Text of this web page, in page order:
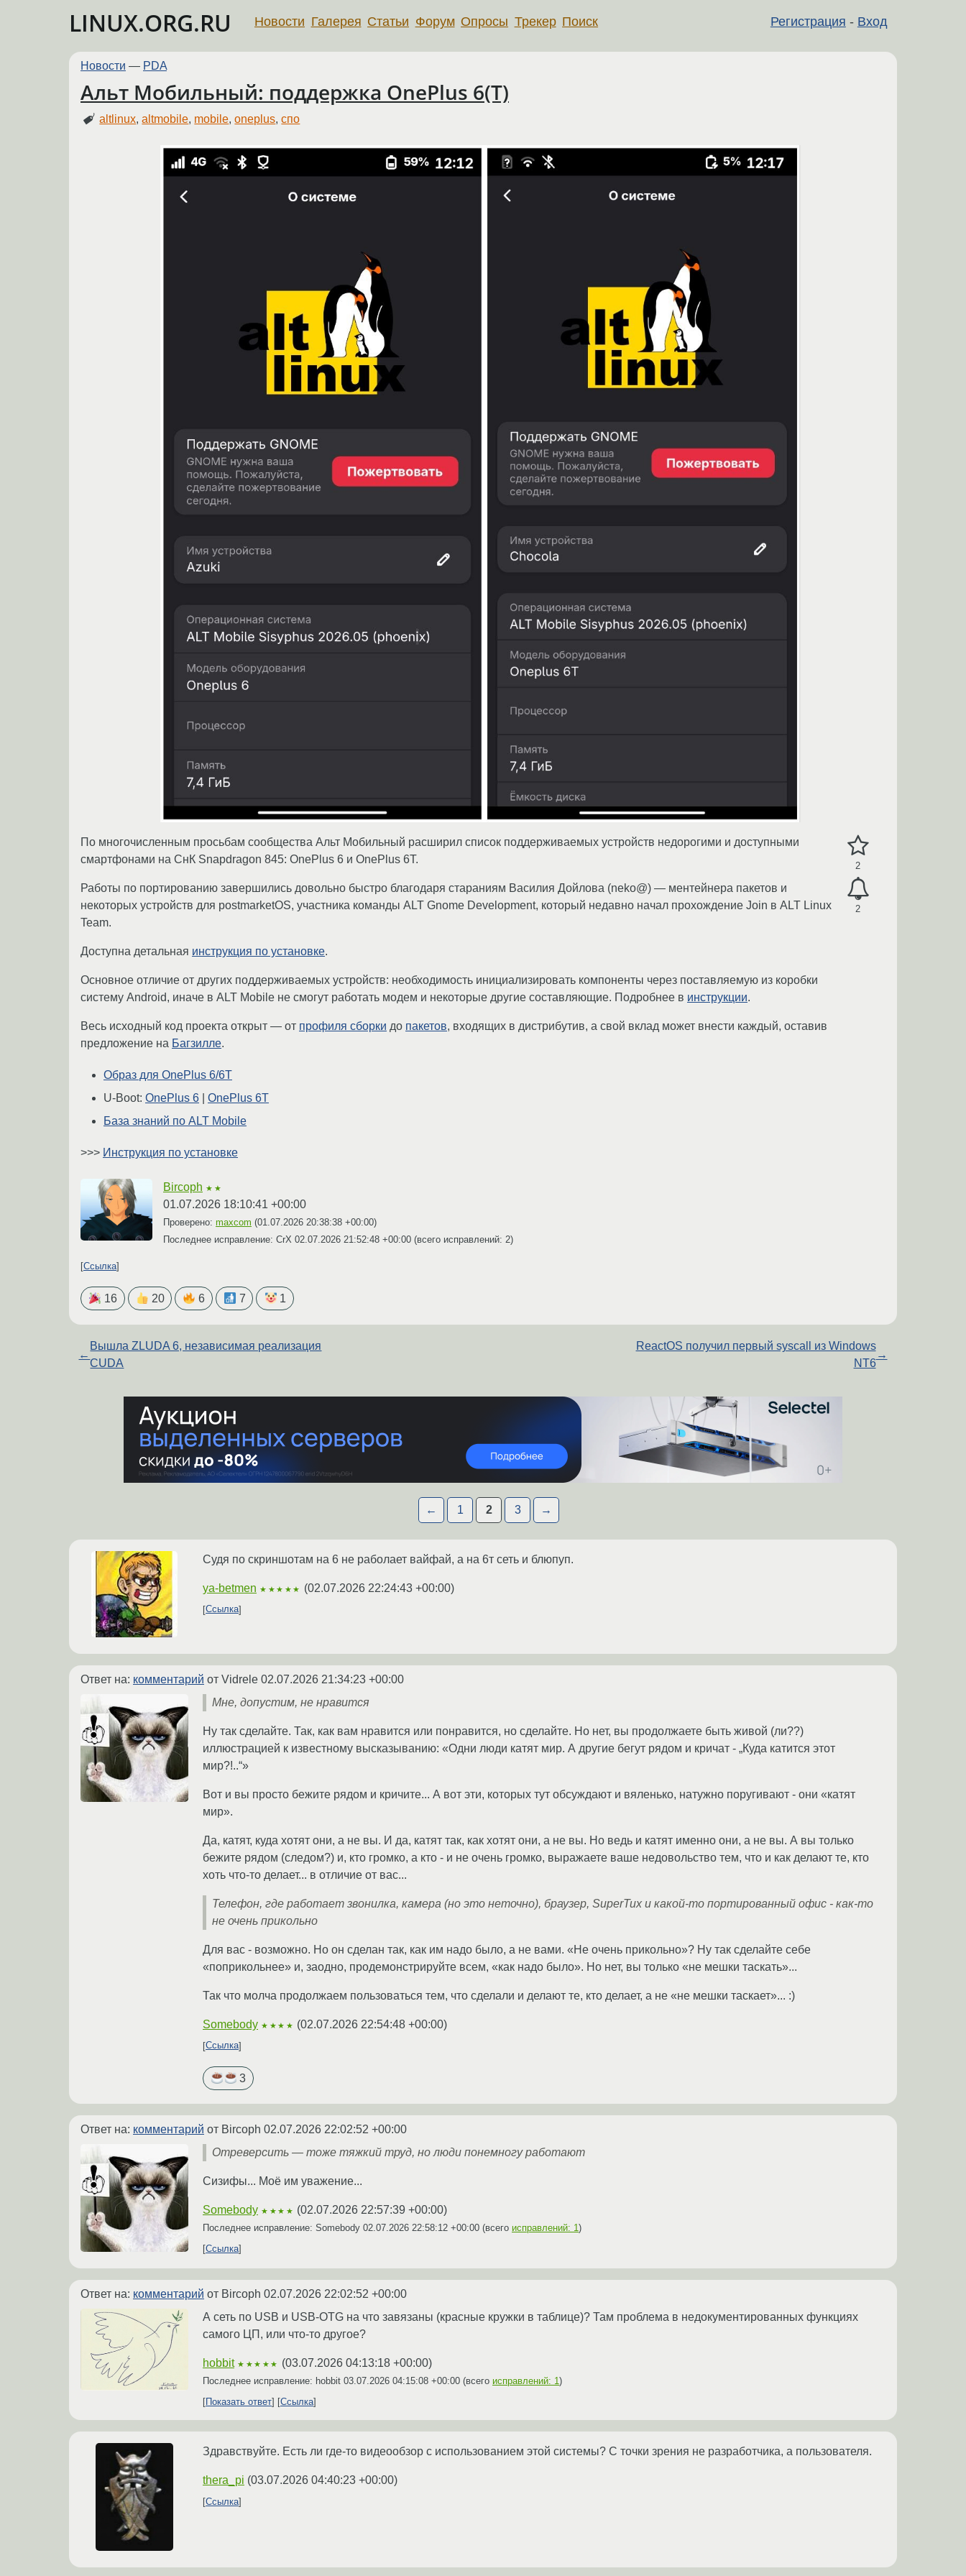
LINUX.ORG.RU Регистрация - Вход
Новости Галерея Статьи Форум Опросы Трекер Поиск
Новости — PDA
Альт Мобильный: поддержка OnePlus 6(T)
altlinux,altmobile, mobile,oneplus,спо
2
2
По многочисленным просьбам сообщества Альт Мобильный расширил список поддерживаемых устройств недорогими и доступными
смартфонами на СнК Snapdragon 845: OnePlus 6 и OnePlus 6T.
Работы по портированию завершились довольно быстро благодаря стараниям Василия Дойлова (neko@) — ментейнера пакетов и
некоторых устройств для postmarketOS, участника команды ALT Gnome Development, который недавно начал прохождение Join в ALT Linux
Team.
Доступна детальная инструкция по установке.
Основное отличие от других поддерживаемых устройств: необходимость инициализировать компоненты через поставляемую из коробки
систему Android, иначе в ALT Mobile не смогут работать модем и некоторые другие составляющие. Подробнее в инструкции.
Весь исходный код проекта открыт — от профиля сборки до пакетов, входящих в дистрибутив, а свой вклад может внести каждый, оставив
предложение на Багзилле.
Образ для OnePlus 6/6T
U-Boot: OnePlus 6
OnePlus 6T
База знаний по ALT Mobile
>>> Инструкция по установке
Bircoph ★★
01.07.2026 18:10:41 +00:00
Проверено: maxcom (01.07.2026 20:38:38 +00:00)
Последнее исправление: CrX 02.07.2026 21:52:48 +00:00 (всего исправлений: 2)
Ссылка
16 20 6 7 1
←
Вышла ZLUDA 6, независимая реализация
CUDA
ReactOS получил первый syscall из Windows
NT6
→
← 1 2 3 →
Судя по скриншотам на 6 не раболает вайфай, а на 6т сеть и блюпуп.
ya-betmen ★★★★★ (02.07.2026 22:24:43 +00:00)
Ссылка
Ответ на: комментарий от Vidrele 02.07.2026 21:34:23 +00:00
Мне, допустим, не нравится
Ну так сделайте. Так, как вам нравится или понравится, но сделайте. Но нет, вы продолжаете быть живой (ли??)
иллюстрацией к известному высказыванию: «Одни люди катят мир. А другие бегут рядом и кричат - „Куда катится этот
мир?!..“»
Вот и вы просто бежите рядом и кричите... А вот эти, которых тут обсуждают и вяленько, натужно поругивают - они «катят
мир».
Да, катят, куда хотят они, а не вы. И да, катят так, как хотят они, а не вы. Но ведь и катят именно они, а не вы. А вы только
бежите рядом (следом?) и, кто громко, а кто - и не очень громко, выражаете ваше недовольство тем, что и как делают те, кто
хоть что-то делает... в отличие от вас...
Телефон, где работает звонилка, камера (но это неточно), браузер, SuperTux и какой-то портированный офис - как-то
не очень прикольно
Для вас - возможно. Но он сделан так, как им надо было, а не вами. «Не очень прикольно»? Ну так сделайте себе
«поприкольнее» и, заодно, продемонстрируйте всем, «как надо было». Но нет, вы только «не мешки таскать»...
Так что молча продолжаем пользоваться тем, что сделали и делают те, кто делает, а не «не мешки таскает»... :)
Somebody ★★★★ (02.07.2026 22:54:48 +00:00)
Ссылка
3
Ответ на: комментарий от Bircoph 02.07.2026 22:02:52 +00:00
Отреверсить — тоже тяжкий труд, но люди понемногу работают
Сизифы... Моё им уважение...
Somebody ★★★★ (02.07.2026 22:57:39 +00:00)
Последнее исправление: Somebody 02.07.2026 22:58:12 +00:00 (всего исправлений: 1)
Ссылка
Ответ на: комментарий от Bircoph 02.07.2026 22:02:52 +00:00
А сеть по USB и USB-OTG на что завязаны (красные кружки в таблице)? Там проблема в недокументированных функциях
самого ЦП, или что-то другое?
hobbit ★★★★★ (03.07.2026 04:13:18 +00:00)
Последнее исправление: hobbit 03.07.2026 04:15:08 +00:00 (всего исправлений: 1)
Показать ответ
Ссылка
Здравствуйте. Есть ли где-то видеообзор с использованием этой системы? С точки зрения не разработчика, а пользователя.
thera_pi (03.07.2026 04:40:23 +00:00)
Ссылка